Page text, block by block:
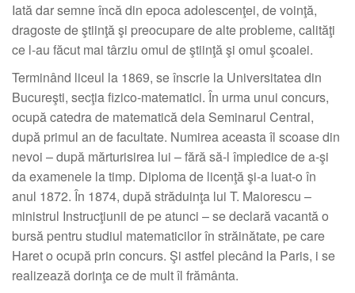
Iată dar semne încă din epoca adolescenţei, de voinţă,
dragoste de ştiinţă şi preocupare de alte probleme, calităţi
ce l-au făcut mai târziu omul de ştiinţă şi omul şcoalei.
Terminând liceul la 1869, se înscrie la Universitatea din
Bucureşti, secţia fizico-matematici. În urma unui concurs,
ocupă catedra de matematică dela Seminarul Central,
după primul an de facultate. Numirea aceasta îl scoase din
nevoi – după mărturisirea lui – fără să-l împiedice de a-şi
da examenele la timp. Diploma de licenţă şi-a luat-o în
anul 1872. În 1874, după străduinţa lui T. Maiorescu –
ministrul Instrucţiunii de pe atunci – se declară vacantă o
bursă pentru studiul matematicilor în străinătate, pe care
Haret o ocupă prin concurs. Şi astfel plecând la Paris, i se
realizează dorinţa ce de mult îl frământa.